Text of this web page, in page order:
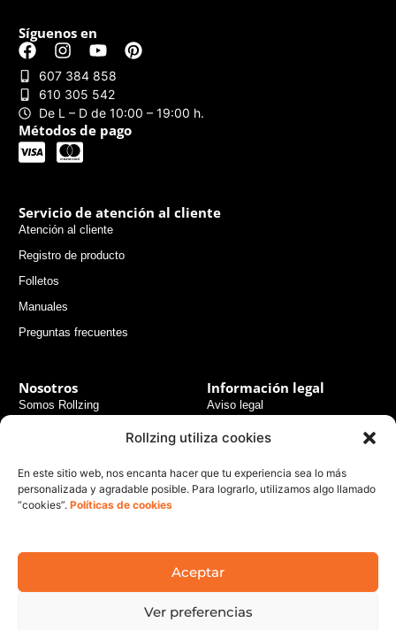
Rollzing utiliza cookies
En este sitio web, nos encanta hacer que tu experiencia sea lo más
personalizada y agradable posible. Para lograrlo, utilizamos algo llamado
“cookies”. Políticas de cookies
Aceptar
Ver preferencias
Síguenos en
607 384 858
610 305 542
De L – D de 10:00 – 19:00 h.
Métodos de pago
Servicio de atención al cliente
Atención al cliente
Registro de producto
Folletos
Manuales
Preguntas frecuentes
Nosotros
Somos Rollzing
Consejos de expertos
Noticias
Contacto
Información legal
Aviso legal
Términos y condiciones
generales
Políticas de pago seguro
Políticas de envío
Políticas de privacidad
Política de cookies